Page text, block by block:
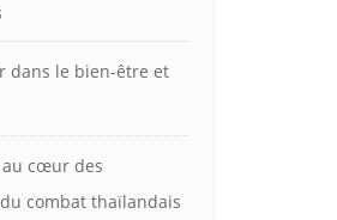
dans le bien-être et
au cœur des
combat thaïlandais